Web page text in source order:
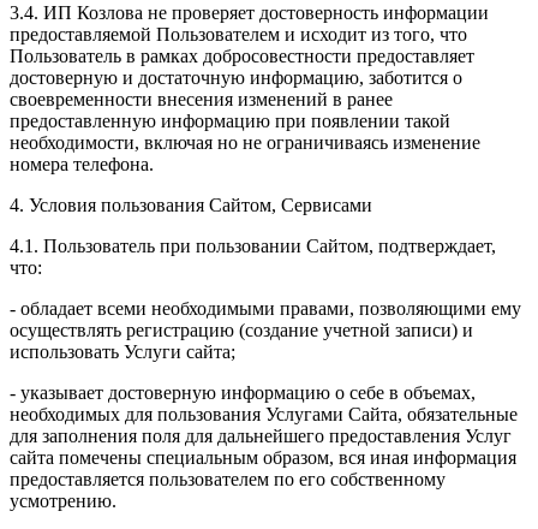
3.4. ИП Козлова не проверяет достоверность информации
предоставляемой Пользователем и исходит из того, что
Пользователь в рамках добросовестности предоставляет
достоверную и достаточную информацию, заботится о
своевременности внесения изменений в ранее
предоставленную информацию при появлении такой
необходимости, включая но не ограничиваясь изменение
номера телефона.
4. Условия пользования Сайтом, Сервисами
4.1. Пользователь при пользовании Сайтом, подтверждает,
что:
- обладает всеми необходимыми правами, позволяющими ему
осуществлять регистрацию (создание учетной записи) и
использовать Услуги сайта;
- указывает достоверную информацию о себе в объемах,
необходимых для пользования Услугами Сайта, обязательные
для заполнения поля для дальнейшего предоставления Услуг
сайта помечены специальным образом, вся иная информация
предоставляется пользователем по его собственному
усмотрению.